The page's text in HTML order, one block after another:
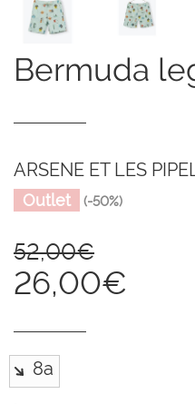
bermuda
ARSENE ET LES
Outlet (-50%)
52,00€
26,00€